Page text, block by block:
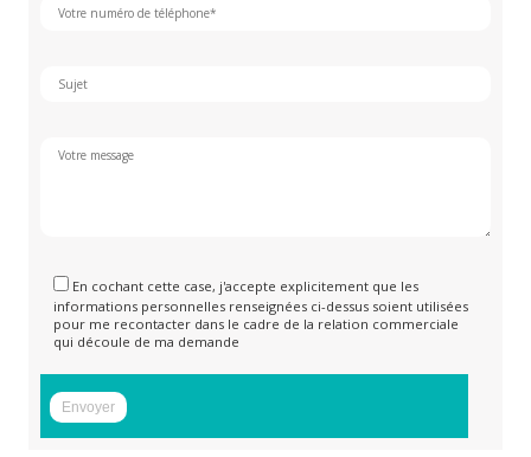
En cochant cette case, j'accepte explicitement que les
informations personnelles renseignées ci-dessus soient utilisées
pour me recontacter dans le cadre de la relation commerciale
qui découle de ma demande